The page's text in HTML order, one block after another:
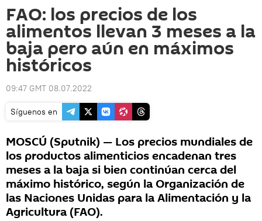
FAO: los precios de los
alimentos llevan 3 meses a la
baja pero aún en máximos
históricos
09:47 GMT 08.07.2022
Síguenos en
MOSCÚ (Sputnik) — Los precios mundiales de
los productos alimenticios encadenan tres
meses a la baja si bien continúan cerca del
máximo histórico, según la Organización de
las Naciones Unidas para la Alimentación y la
Agricultura (FAO).